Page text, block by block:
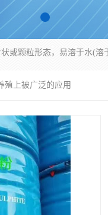
殖上被广泛的应用